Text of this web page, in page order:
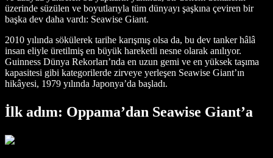
üzerinde süzülen ve boyutlarıyla tüm dünyayı şaşkına çeviren bir
başka dev daha vardı: Seawise Giant.
2010 yılında sökülerek tarihe karışmış olsa da, bu dev tanker hâlâ
insan eliyle üretilmiş en büyük hareketli nesne olarak anılıyor.
Guinness Dünya Rekorları’nda en uzun gemi ve en yüksek taşıma
kapasitesi gibi kategorilerde zirveye yerleşen Seawise Giant’ın
hikâyesi, 1979 yılında Japonya’da başladı.
İlk adım: Oppama’dan Seawise Giant’a